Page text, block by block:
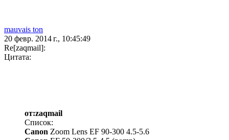
mauvais ton
20 февр. 2014 г., 10:45:49
Re[zaqmail]:
Цитата:
от:zaqmail
Список:
Canon Zoom Lens EF 90-300 4.5-5.6